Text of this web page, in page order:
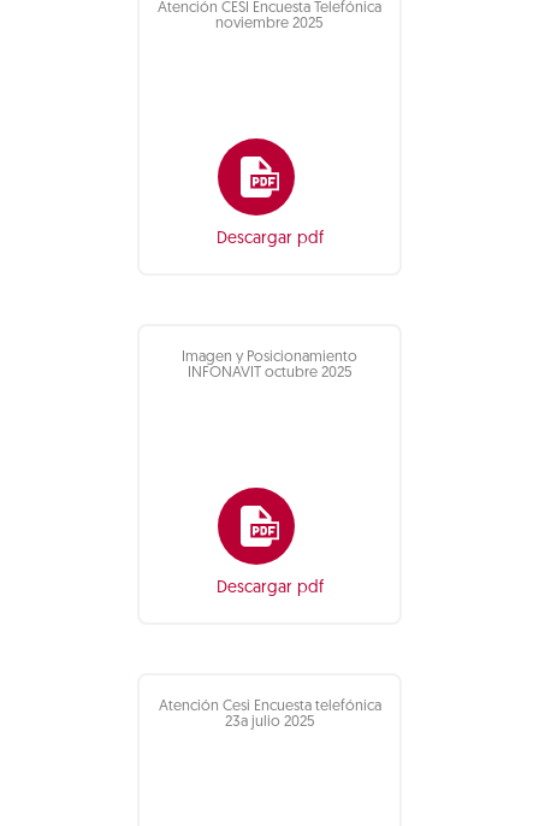
Atención CESI Encuesta Telefónica
noviembre 2025
Descargar pdf
Imagen y Posicionamiento
INFONAVIT octubre 2025
Descargar pdf
Atención Cesi Encuesta telefónica
23a julio 2025